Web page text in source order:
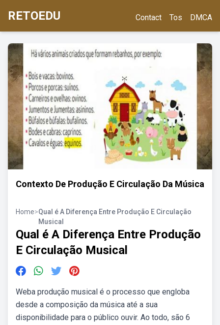
RETOEDU Contact Tos DMCA
Contexto De Produção E Circulação Da Música
Home>Qual é A Diferença Entre Produção E Circulação
Musical
Qual é A Diferença Entre Produção
E Circulação Musical
Weba produção musical é o processo que engloba
desde a composição da música até a sua
disponibilidade para o público ouvir. Ao todo, são 6